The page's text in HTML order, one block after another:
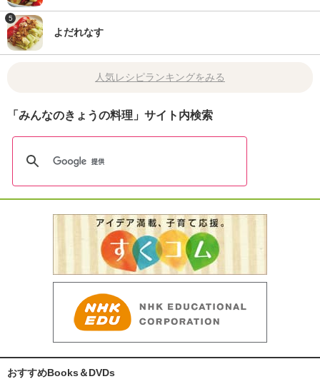
5
よだれなす
人気レシピランキングをみる
「みんなのきょうの料理」サイト内検索
おすすめBooks＆DVDs